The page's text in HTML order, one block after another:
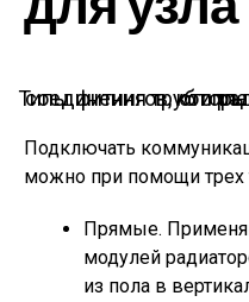
Типы фитингов, которые применяются для соединения труб
Подключать
можно при помощи трех
Прямые.
модулей
из пола в